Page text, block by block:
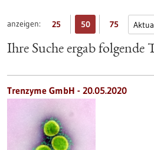
anzeigen: 25 50 75
Ihre Suche ergab folgende
Trenzyme GmbH - 20.05.2020